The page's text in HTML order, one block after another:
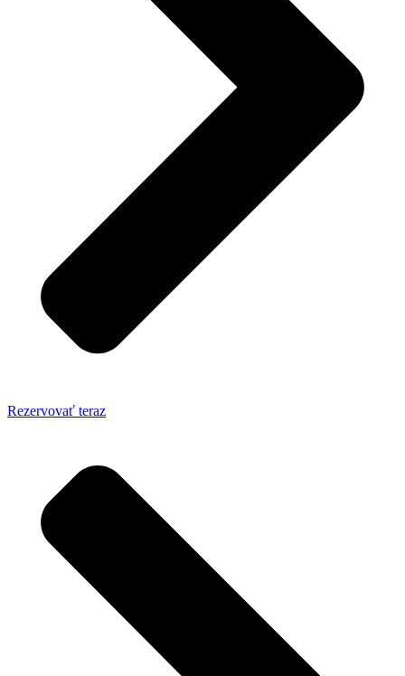
Rezervovať teraz